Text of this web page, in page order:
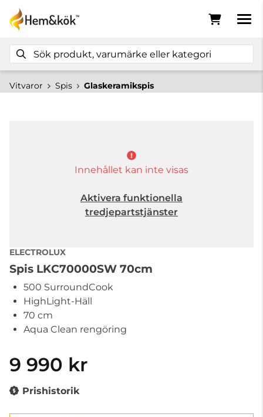
Vitvaror Spis Glaskeramikspis
Innehållet kan inte visas
Aktivera funktionella
tredjepartstjänster
ELECTROLUX
Spis LKC70000SW 70cm
500 SurroundCook
HighLight-Häll
70 cm
Aqua Clean rengöring
9 990 kr
Prishistorik